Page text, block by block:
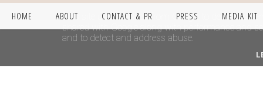
HOME ABOUT CONTACT & PR PRESS MEDIA KIT
This site uses cookies from Google to deliver its
shared with Google along with performance and
and to detect and address abuse.